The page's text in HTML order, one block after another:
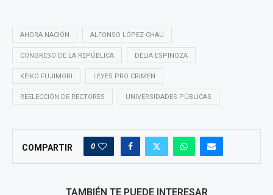
AHORA NACIÓN ALFONSO LÓPEZ-CHAU
CONGRESO DE LA REPÚBLICA DELIA ESPINOZA
KEIKO FUJIMORI LEYES PRO CRIMEN
REELECCIÓN DE RECTORES UNIVERSIDADES PÚBLICAS
COMPARTIR 0
TAMBIÉN TE PUEDE INTERESAR